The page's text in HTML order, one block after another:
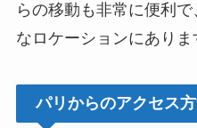
らの移動も非常に便利
なロケーションにありま
パリからのアクセス